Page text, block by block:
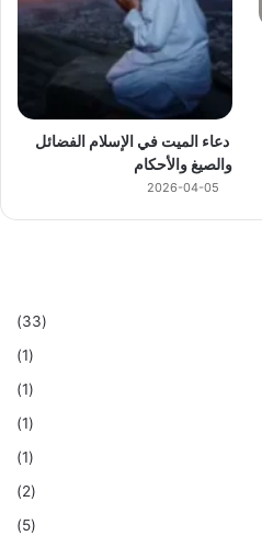
دعاء الميت في الإسلام الفضائل
والصيغ والأحكام
2026-04-05
(33)
(1)
(1)
(1)
(1)
(2)
(5)